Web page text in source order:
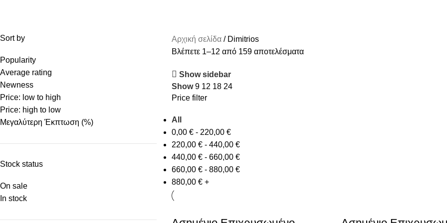
Sort by
Popularity
Average rating
Newness
Price: low to high
Price: high to low
Μεγαλύτερη Έκπτωση (%)
Stock status
On sale
In stock
Αρχική σελίδα
Dimitrios
Βλέπετε 1–12 από 159 αποτελέσματα
Show sidebar
Show9 12 18 24
Price filter
All
0,00 €- 220,00 €
220,00 €- 440,00 €
440,00 €- 660,00 €
660,00 €- 880,00 €
880,00 €+